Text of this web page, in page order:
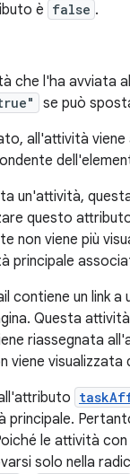
è false .
che l'ha avviata
se può
all'attività
un'attività,
questo
non viene più
principale
contiene un link
Questa
riassegnata
viene
principale.
le attività
solo nella